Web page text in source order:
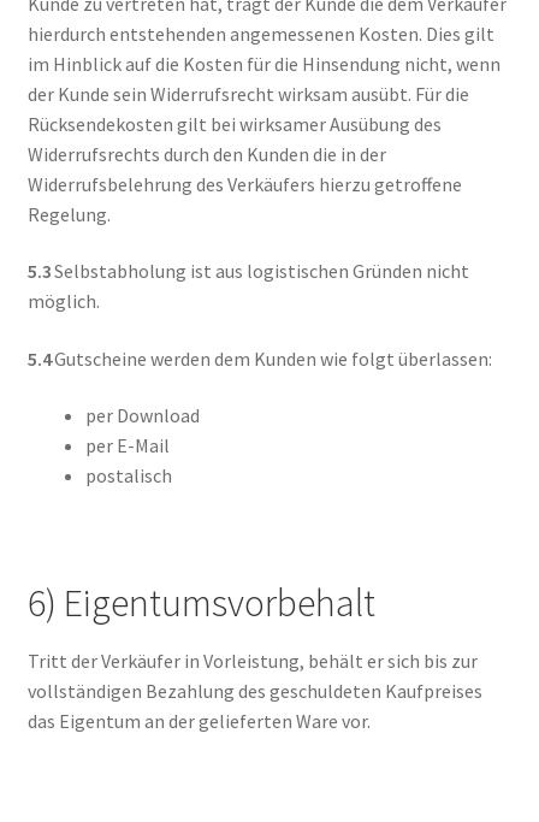
hierdurch entstehenden angemessenen Kosten. Dies gilt
im Hinblick auf die Kosten für die Hinsendung nicht, wenn
der Kunde sein Widerrufsrecht wirksam ausübt. Für die
Rücksendekosten gilt bei wirksamer Ausübung des
Widerrufsrechts durch den Kunden die in der
Widerrufsbelehrung des Verkäufers hierzu getroffene
Regelung.
5.3Selbstabholung ist aus logistischen Gründen nicht
möglich.
5.4Gutscheine werden dem Kunden wie folgt überlassen:
per Download
per E-Mail
postalisch
6) Eigentumsvorbehalt
Tritt der Verkäufer in Vorleistung, behält er sich bis zur
vollständigen Bezahlung des geschuldeten Kaufpreises
das Eigentum an der gelieferten Ware vor.